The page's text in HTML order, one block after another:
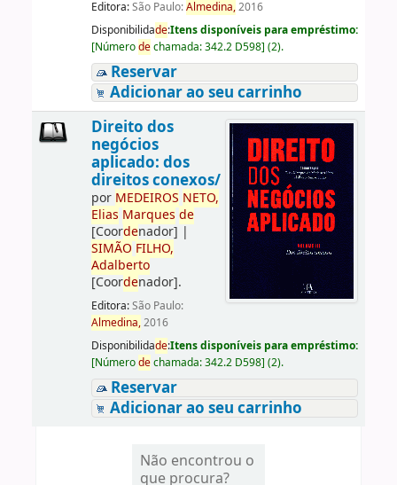
Editora:São Paulo:Almedina,2016
Disponibilidade:Itens disponíveis para empréstimo:
[Númerodechamada:342.2 D598] (2).
Reservar
Adicionar ao seu carrinho
Direito dos
negócios
aplicado: dos
direitos conexos/
por MEDEIROS NETO,
Elias Marques de
[Coordenador] |
SIMÃO FILHO,
Adalberto
[Coordenador].
Editora:São Paulo:
Almedina,2016
Disponibilidade:Itens disponíveis para empréstimo:
[Númerodechamada:342.2 D598] (2).
Reservar
Adicionar ao seu carrinho
Não encontrou o
que procura?